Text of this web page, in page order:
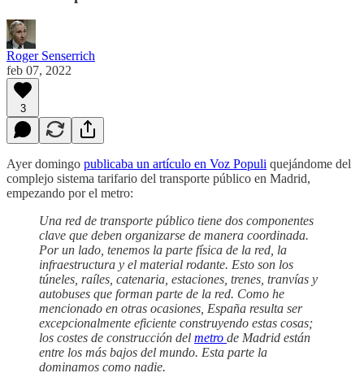
Roger Senserrich
feb 07, 2022
3
Ayer domingo publicaba un artículo en Voz Populi quejándome del
complejo sistema tarifario del transporte público en Madrid,
empezando por el metro:
Una red de transporte público tiene dos componentes
clave que deben organizarse de manera coordinada.
Por un lado, tenemos la parte física de la red, la
infraestructura y el material rodante. Esto son los
túneles, raíles, catenaria, estaciones, trenes, tranvías y
autobuses que forman parte de la red. Como he
mencionado en otras ocasiones, España resulta ser
excepcionalmente eficiente construyendo estas cosas;
los costes de construcción del metro de Madrid están
entre los más bajos del mundo. Esta parte la
dominamos como nadie.